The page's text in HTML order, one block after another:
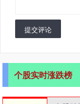
提交评论
个股实时涨跌榜